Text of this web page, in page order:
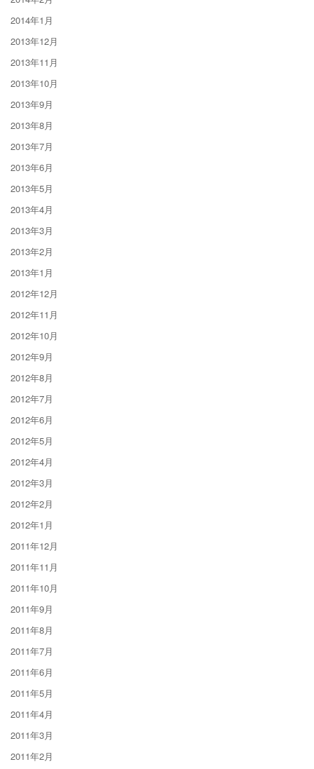
2014年1月
2013年12月
2013年11月
2013年10月
2013年9月
2013年8月
2013年7月
2013年6月
2013年5月
2013年4月
2013年3月
2013年2月
2013年1月
2012年12月
2012年11月
2012年10月
2012年9月
2012年8月
2012年7月
2012年6月
2012年5月
2012年4月
2012年3月
2012年2月
2012年1月
2011年12月
2011年11月
2011年10月
2011年9月
2011年8月
2011年7月
2011年6月
2011年5月
2011年4月
2011年3月
2011年2月